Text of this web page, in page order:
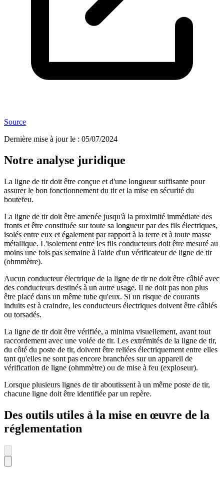
Source
Dernière mise à jour le : 05/07/2024
Notre analyse juridique
La ligne de tir doit être conçue et d'une longueur suffisante pour
assurer le bon fonctionnement du tir et la mise en sécurité du
boutefeu.
La ligne de tir doit être amenée jusqu'à la proximité immédiate des
fronts et être constituée sur toute sa longueur par des fils électriques,
isolés entre eux et également par rapport à la terre et à toute masse
métallique. L'isolement entre les fils conducteurs doit être mesuré au
moins une fois pas semaine à l'aide d'un vérificateur de ligne de tir
(ohmmètre).
Aucun conducteur électrique de la ligne de tir ne doit être câblé avec
des conducteurs destinés à un autre usage. Il ne doit pas non plus
être placé dans un même tube qu'eux. Si un risque de courants
induits est à craindre, les conducteurs électriques doivent être câblés
ou torsadés.
La ligne de tir doit être vérifiée, a minima visuellement, avant tout
raccordement avec une volée de tir. Les extrémités de la ligne de tir,
du côté du poste de tir, doivent être reliées électriquement entre elles
tant qu'elles ne sont pas encore branchées sur un appareil de
vérification de ligne (ohmmètre) ou de mise à feu (exploseur).
Lorsque plusieurs lignes de tir aboutissent à un même poste de tir,
chacune ligne doit être identifiée par un repère.
Des outils utiles à la mise en œuvre de la
réglementation